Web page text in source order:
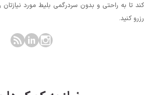
کند تا به راحتی و بدون سردرگمی بلیط مورد نیازتان
رزرو کنید.